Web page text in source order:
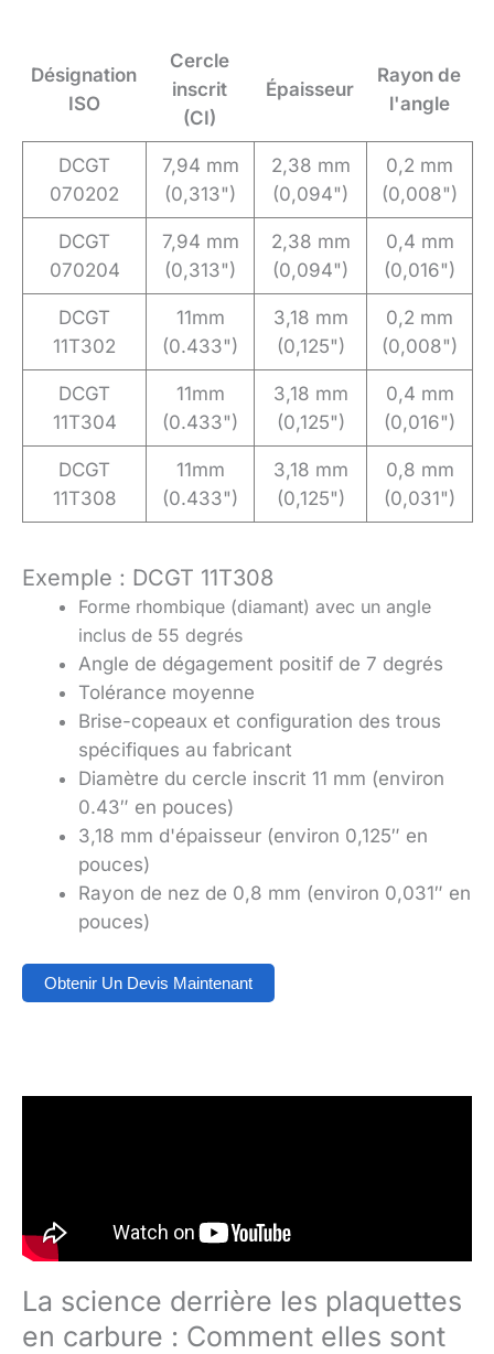
Désignation
ISO
Cercle
inscrit
(CI)
Épaisseur
Rayon de
l'angle
DCGT
070202
7,94 mm
(0,313")
2,38 mm
(0,094")
0,2 mm
(0,008")
DCGT
070204
7,94 mm
(0,313")
2,38 mm
(0,094")
0,4 mm
(0,016")
DCGT
11T302
11mm
(0.433")
3,18 mm
(0,125")
0,2 mm
(0,008")
DCGT
11T304
11mm
(0.433")
3,18 mm
(0,125")
0,4 mm
(0,016")
DCGT
11T308
11mm
(0.433")
3,18 mm
(0,125")
0,8 mm
(0,031")
Exemple : DCGT 11T308
Forme rhombique (diamant) avec un angle
inclus de 55 degrés
Angle de dégagement positif de 7 degrés
Tolérance moyenne
Brise-copeaux et configuration des trous
spécifiques au fabricant
Diamètre du cercle inscrit 11 mm (environ
0.43″ en pouces)
3,18 mm d'épaisseur (environ 0,125″ en
pouces)
Rayon de nez de 0,8 mm (environ 0,031″ en
pouces)
Obtenir Un Devis Maintenant
La science derrière les plaquettes
en carbure : Comment elles sont